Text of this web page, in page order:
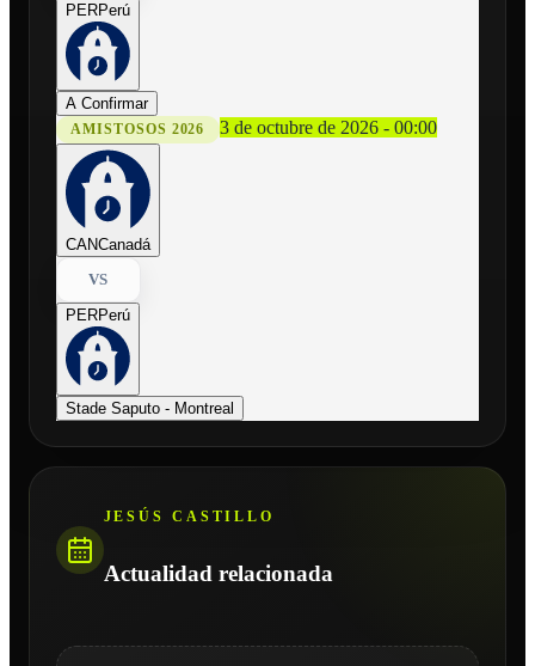
PERPerú
A Confirmar
AMISTOSOS 2026 3 de octubre de 2026 - 00:00
CANCanadá
VS
PERPerú
Stade Saputo - Montreal
JESÚS CASTILLO
Actualidad relacionada